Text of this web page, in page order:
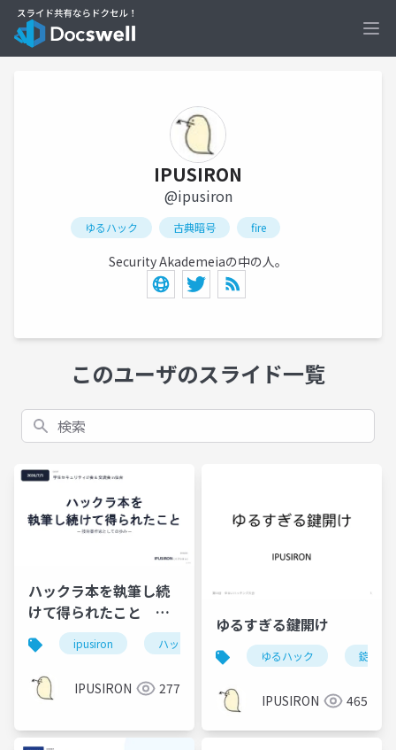
IPUSIRON
@ipusiron
ゆるハック 古典暗号 fire
Security Akademeiaの中の人。
このユーザのスライド一覧
検索
ハックラ本を執筆し続
けて得られたこと 技
術書作家としての歩み
ipusiron ハッキング 本
IPUSIRON 277
ゆるすぎる鍵開け
ゆるハック 錠前
IPUSIRON 465